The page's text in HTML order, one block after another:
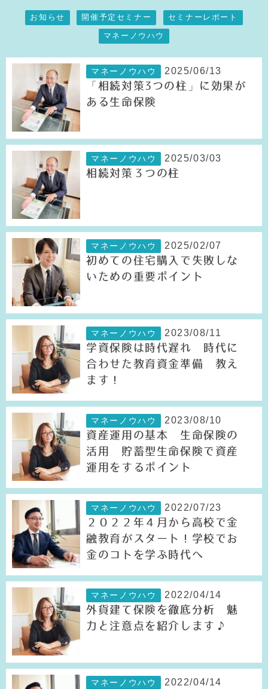
お知らせ 開催予定セミナー セミナーレポート
マネーノウハウ
マネーノウハウ 2025/06/13
「相続対策3つの柱」に効果が
ある生命保険
マネーノウハウ 2025/03/03
相続対策３つの柱
マネーノウハウ 2025/02/07
初めての住宅購入で失敗しな
いための重要ポイント
マネーノウハウ 2023/08/11
学資保険は時代遅れ 時代に
合わせた教育資金準備 教え
ます！
マネーノウハウ 2023/08/10
資産運用の基本 生命保険の
活用 貯蓄型生命保険で資産
運用をするポイント
マネーノウハウ 2022/07/23
２０２２年４月から高校で金
融教育がスタート！学校でお
金のコトを学ぶ時代へ
マネーノウハウ 2022/04/14
外貨建て保険を徹底分析 魅
力と注意点を紹介します♪
マネーノウハウ 2022/04/14